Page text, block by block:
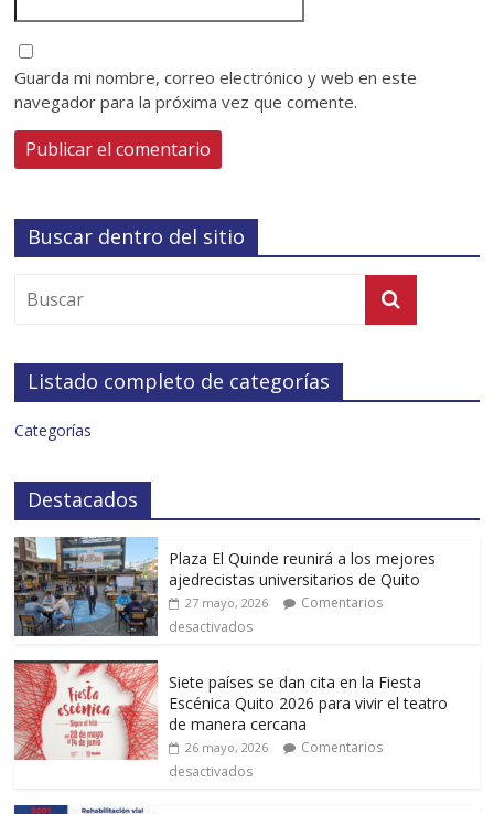
Guarda mi nombre, correo electrónico y web en este
navegador para la próxima vez que comente.
Buscar dentro del sitio
Listado completo de categorías
Categorías
Destacados
Plaza El Quinde reunirá a los mejores
ajedrecistas universitarios de Quito
27 mayo, 2026
Comentarios
desactivados
Siete países se dan cita en la Fiesta
Escénica Quito 2026 para vivir el teatro
de manera cercana
26 mayo, 2026
Comentarios
desactivados